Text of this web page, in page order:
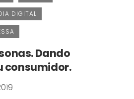
DIGITAL
Dando
consumidor.